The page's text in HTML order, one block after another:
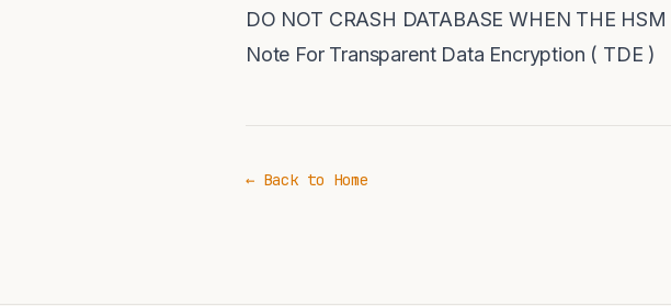
DO NOT CRASH DATABASE WHEN THE
Note For Transparent Data Encryption ( TDE )
← Back to Home